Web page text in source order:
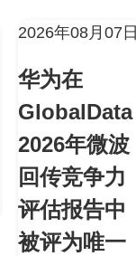
2026年08月07日
华为在
GlobalData
2026年微波
回传竞争力
评估报告中
被评为唯一